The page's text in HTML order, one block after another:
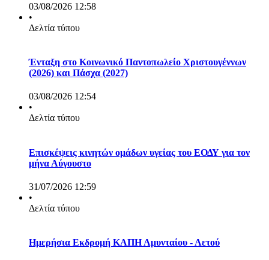
03/08/2026 12:58
•
Δελτία τύπου
Ένταξη στο Κοινωνικό Παντοπωλείο Χριστουγέννων
(2026) και Πάσχα (2027)
03/08/2026 12:54
•
Δελτία τύπου
Επισκέψεις κινητών ομάδων υγείας του ΕΟΔΥ για τον
μήνα Αύγουστο
31/07/2026 12:59
•
Δελτία τύπου
Ημερήσια Εκδρομή ΚΑΠΗ Αμυνταίου - Αετού